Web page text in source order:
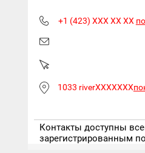
+1 (423) XXX XX XX
1033 riverXXXXXXX
Контакты доступны
зарегистрированным